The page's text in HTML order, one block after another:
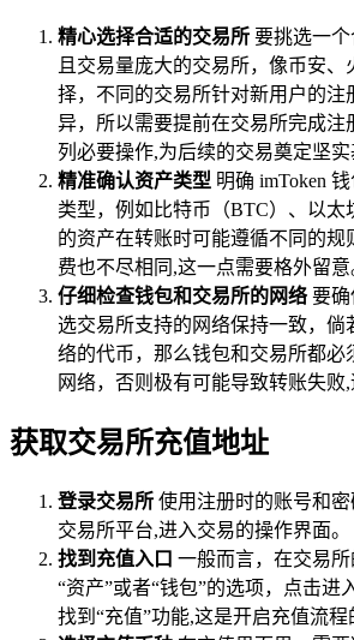
精心选择合适的交易所 要挑选一
且交易量庞大的交易所，像币安
择，不同的交易所针对新用户的注
异，所以需要提前在交易所完成注
列必要操作,为后续的交易奠定坚实
精准确认资产类型 明确 imToken
类型，例如比特币（BTC）、以太
的资产在转账时可能遵循不同的规
费也不尽相同,这一点需要格外留意
仔细检查钱包和交易所的网络 要确
选交易所支持的网络保持一致，倘
络的代币，那么钱包和交易所都必
网络，否则极有可能导致转账失败,
获取交易所充值地址
登录交易所 使用注册时的账号和
交易所平台,进入交易的操作界面。
找到充值入口 一般而言，在交易
“资产”或者“钱包”的选项，点击进
找到“充值”功能,这是开启充值流程